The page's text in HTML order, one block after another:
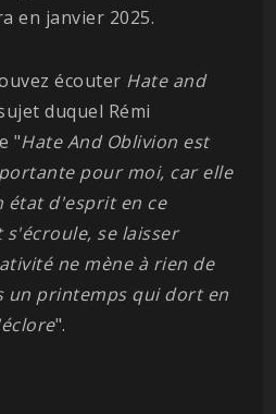
en janvier 2025.
écouter Hate and
duquel Rémi
"Hate And Oblivion est
pour moi, car elle
état d'esprit en ce
se laisser
ne mène à rien de
un printemps qui dort en
".